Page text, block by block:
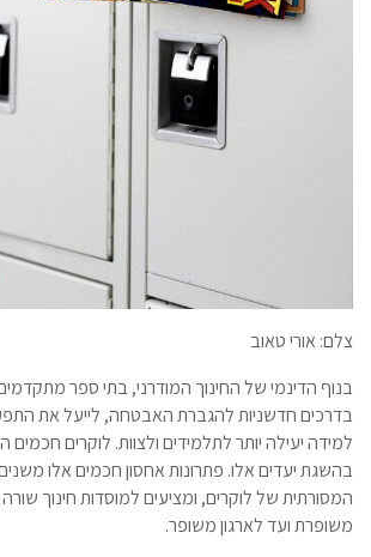
צלם: אורי טאוב
בנוף הדינמי של החינוך המודרני, בתי ספר
בדרכים חדשניות להגברת האבטחה, לייעל את
למידה יעילה יותר לתלמידים ולצוות. לוקרים
בהשגת יעדים אלו. פתרונות אחסון חכמים אלו
המסורתית של לוקרים, ומציעים למוסדות חינוך
משופרת ועד לארגון משופר.